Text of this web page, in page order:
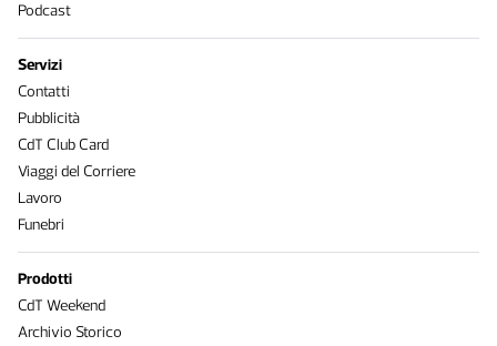
Podcast
Servizi
Contatti
Pubblicità
CdT Club Card
Viaggi del Corriere
Lavoro
Funebri
Prodotti
CdT Weekend
Archivio Storico